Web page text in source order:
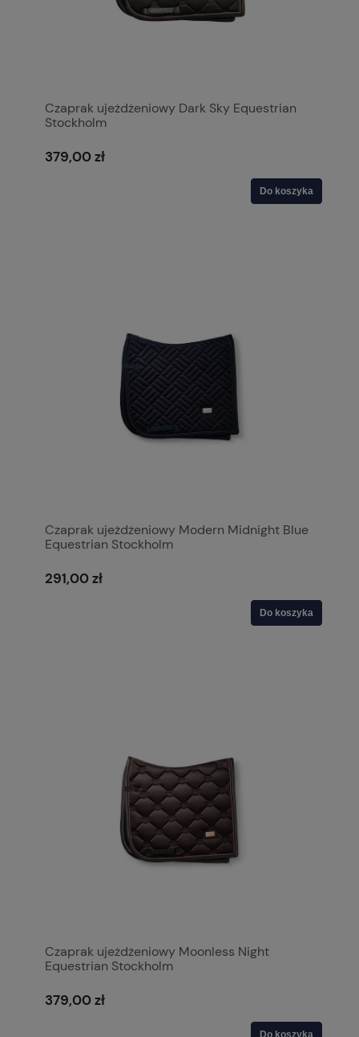
Czaprak ujeżdżeniowy Dark Sky Equestrian
Stockholm
379,00 zł
Do koszyka
Czaprak ujeżdżeniowy Modern Midnight Blue
Equestrian Stockholm
291,00 zł
Do koszyka
Czaprak ujeżdżeniowy Moonless Night
Equestrian Stockholm
379,00 zł
Do koszyka